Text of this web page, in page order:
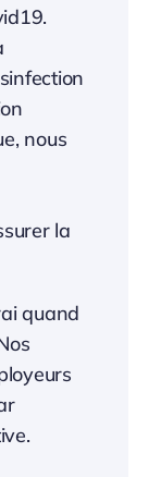
nous
la
quand